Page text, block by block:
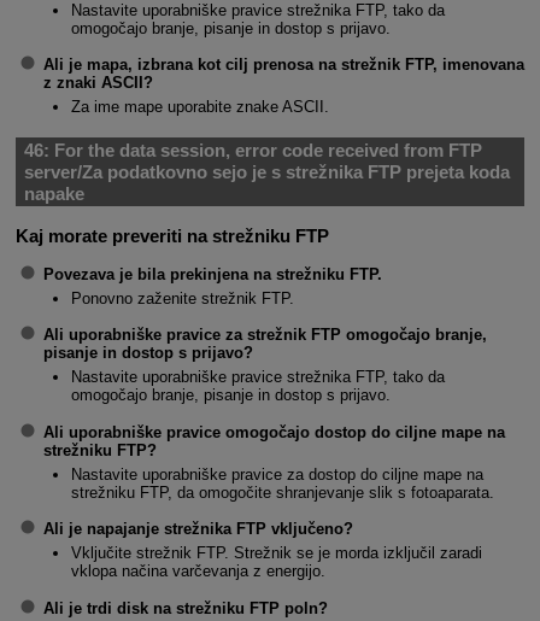
Nastavite uporabniške pravice strežnika FTP, tako da
omogočajo branje, pisanje in dostop s prijavo.
Ali je mapa, izbrana kot cilj prenosa na strežnik FTP, imenovana
z znaki ASCII?
Za ime mape uporabite znake ASCII.
46: For the data session, error code received from FTP
server/Za podatkovno sejo je s strežnika FTP prejeta koda
napake
Kaj morate preveriti na strežniku FTP
Povezava je bila prekinjena na strežniku FTP.
Ponovno zaženite strežnik FTP.
Ali uporabniške pravice za strežnik FTP omogočajo branje,
pisanje in dostop s prijavo?
Nastavite uporabniške pravice strežnika FTP, tako da
omogočajo branje, pisanje in dostop s prijavo.
Ali uporabniške pravice omogočajo dostop do ciljne mape na
strežniku FTP?
Nastavite uporabniške pravice za dostop do ciljne mape na
strežniku FTP, da omogočite shranjevanje slik s fotoaparata.
Ali je napajanje strežnika FTP vključeno?
Vključite strežnik FTP. Strežnik se je morda izključil zaradi
vklopa načina varčevanja z energijo.
Ali je trdi disk na strežniku FTP poln?